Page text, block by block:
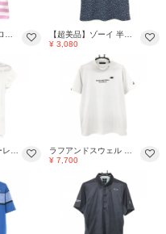
アルチビオ 半袖ポロシャツ 白×ピンク ボーダー ラインストーン レディース 38(M) ゴルフウェア archivio
【超美品】ゾーイ 半袖ハイネックシャツ ネイビー×白 英字総柄 ロゴ刺しゅう ストレッチ レディース 1036(S) ゴルフウェア ZOY
¥ 3,080
【美品】ラルフローレン 半袖ポロシャツ 白系 胸ポニー刺しゅう レディース S ゴルフウェア Ralph Lauren
ラフアンドスウェル 半袖ハイネックシャツ 白 地模様 ロゴ黒 メンズ L ゴルフウェア rough＆swell
¥ 7,700